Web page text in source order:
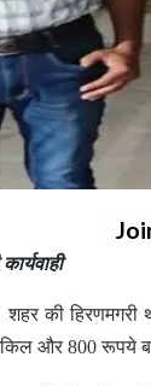
की हिरणमगरी
और 800 रूपये